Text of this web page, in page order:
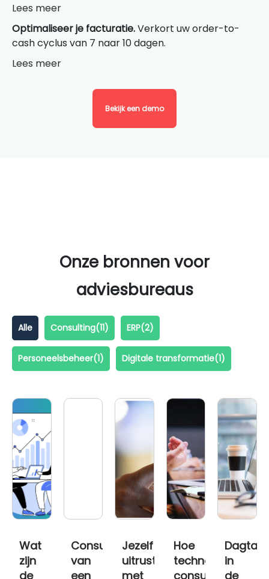
Lees meer
Optimaliseer je facturatie.Verkort uw order-to-
cash cyclus van 7 naar 10 dagen.
Lees meer
Bekijk een demo
Onze bronnen voor
adviesbureaus
Alle Consulting(11) ERP(2)
Personeelsbeheer(1) Digitale transformatie(1)
Wat
zijn
de
Consultancy:
van
een
Jezelf
uitrusten
met
Hoe
technologie
consultants
in
de